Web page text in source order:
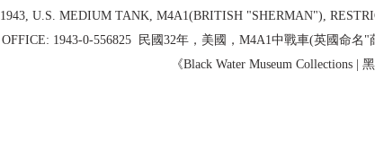
1943, U.S. MEDIUM TANK, M4A1(BRITISH "SHERMAN"),
OFFICE: 1943-0-556825  民國32年，美國，M4A1中戰車(英國命
《Black Water Museum Collections |